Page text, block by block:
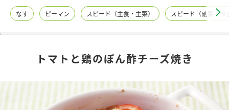
レシピ名特集
商品情報
なす ピーマン スピード（主食・主菜） スピード（副菜・つ
トマトと鶏のぽん酢チーズ焼き